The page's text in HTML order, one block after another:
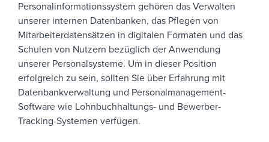
Personalinformationssystem gehören das Verwalten
unserer internen Datenbanken, das Pflegen von
Mitarbeiterdatensätzen in digitalen Formaten und das
Schulen von Nutzern bezüglich der Anwendung
unserer Personalsysteme. Um in dieser Position
erfolgreich zu sein, sollten Sie über Erfahrung mit
Datenbankverwaltung und Personalmanagement-
Software wie Lohnbuchhaltungs- und Bewerber-
Tracking-Systemen verfügen.